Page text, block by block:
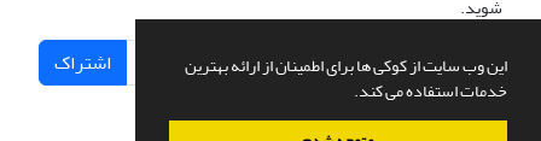
این وب سایت از کوکی ها برای اطمینان از ارائه بهترین
خدمات استفاده می کند.
شوید.
اشتراک